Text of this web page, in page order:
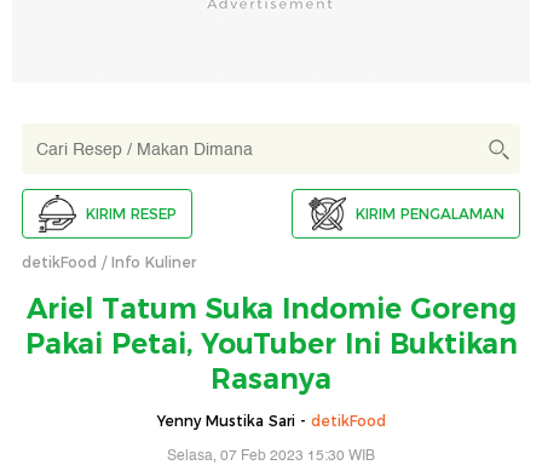
KIRIM RESEP KIRIM PENGALAMAN
detikFood Info Kuliner
Ariel Tatum Suka Indomie Goreng
Pakai Petai, YouTuber Ini Buktikan
Rasanya
Yenny Mustika Sari - detikFood
Selasa, 07 Feb 2023 15:30 WIB